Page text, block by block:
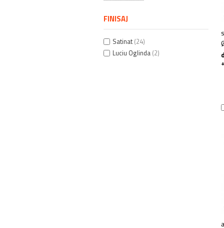
FINISAJ
Satinat (24)
Luciu Oglinda (2)